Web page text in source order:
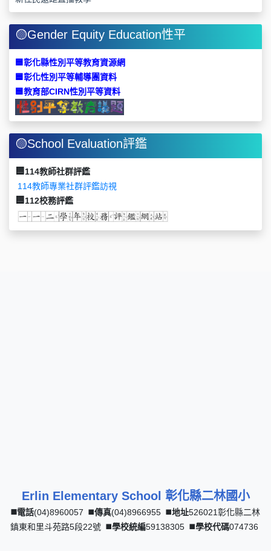
🟡Gender Equity Education性平
🟦彰化縣性別平等教育資源網
🟦彰化性別平等輔導團資料
🟦教育部CIRN性別平等資料
🟡School Evaluation評鑑
🟦 114教師社群評鑑
114教師專業社群評鑑訪視
🟦 112校務評鑑
Erlin Elementary School 彰化縣二林國小
◼️電話(04)8960057 ◼️傳真(04)8966955 ◼️地址526021彰化縣二林
鎮東和里斗苑路5段22號 ◼️學校統編59138305 ◼️學校代碼074736